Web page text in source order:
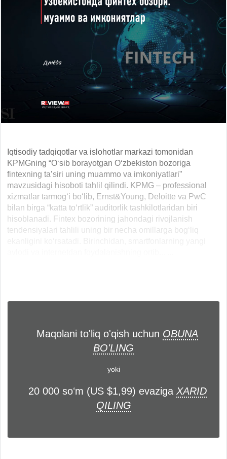
Iqtisodiy tadqiqotlar va islohotlar markazi tomonidan
KPMGning “O‘sib borayotgan O‘zbekiston bozoriga
fintexning ta’siri uning muammo va imkoniyatlari”
mavzusidagi hisoboti tahlil qilindi. KPMG – professional
xizmatlar tarmog‘i bo‘lib, Ernst&Young, Deloitte va PwC
bilan birga “katta to‘rtlik” auditorlik tashkilotlaridan biri
hisoblanadi. Fintex bozorining jahondagi rivojlanish
tendensiyalari tahlili uning bir necha omillarga bog‘liq
Maqolani to'liq o'qish uchun OBUNA
BO'LING
yoki
20 000 soʻm (US $1,99) evaziga XARID
QILING